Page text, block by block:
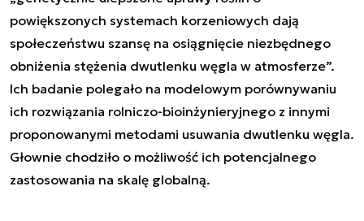
powiększonych systemach korzeniowych dają
społeczeństwu szansę na osiągnięcie niezbędnego
obniżenia stężenia dwutlenku węgla w atmosferze”.
Ich badanie polegało na modelowym porównywaniu
ich rozwiązania rolniczo-bioinżynieryjnego z innymi
proponowanymi metodami usuwania dwutlenku węgla.
Głownie chodziło o możliwość ich potencjalnego
zastosowania na skalę globalną.